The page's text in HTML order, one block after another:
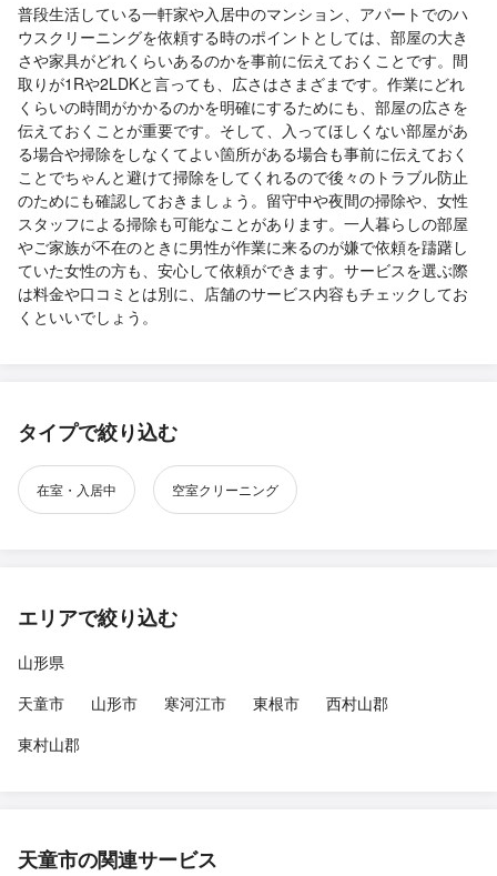
普段生活している一軒家や入居中のマンション、アパートでのハ
ウスクリーニングを依頼する時のポイントとしては、部屋の大き
さや家具がどれくらいあるのかを事前に伝えておくことです。間
取りが1Rや2LDKと言っても、広さはさまざまです。作業にどれ
くらいの時間がかかるのかを明確にするためにも、部屋の広さを
伝えておくことが重要です。そして、入ってほしくない部屋があ
る場合や掃除をしなくてよい箇所がある場合も事前に伝えておく
ことでちゃんと避けて掃除をしてくれるので後々のトラブル防止
のためにも確認しておきましょう。留守中や夜間の掃除や、女性
スタッフによる掃除も可能なことがあります。一人暮らしの部屋
やご家族が不在のときに男性が作業に来るのが嫌で依頼を躊躇し
ていた女性の方も、安心して依頼ができます。サービスを選ぶ際
は料金や口コミとは別に、店舗のサービス内容もチェックしてお
くといいでしょう。
タイプで絞り込む
在室・入居中 空室クリーニング
エリアで絞り込む
山形県
天童市
山形市 寒河江市 東根市
西村山郡
東村山郡
天童市の関連サービス